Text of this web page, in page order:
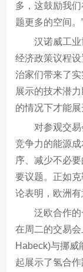
多，这鼓励我
题更多的空间。
汉诺威工
经济政策议程
治家们带来了实
展示的技术潜
的情况下才能展
对参观交
竞争力的能源
序、减少不必
要议题。正如
论表明，欧洲
泛欧合作的
在周二的交易
Habeck)与挪威
起展示了氢合